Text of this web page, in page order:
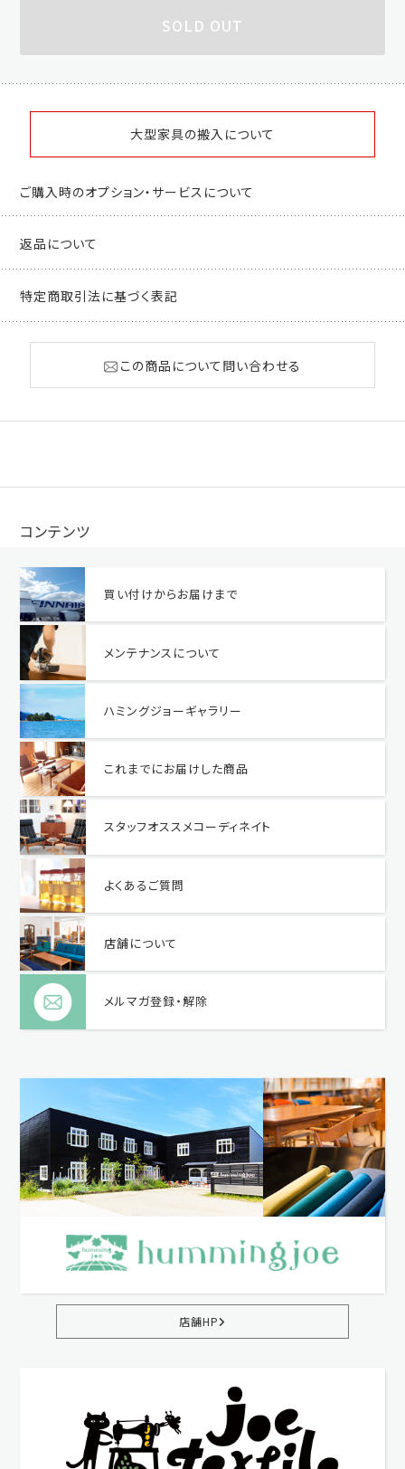
SOLD OUT
大型家具の搬入について
ご購入時のオプション・サービスについて
返品について
特定商取引法に基づく表記
この商品について問い合わせる
コンテンツ
買い付けからお届けまで
メンテナンスについて
ハミングジョーギャラリー
これまでにお届けした商品
スタッフオススメコーディネイト
よくあるご質問
店舗について
メルマガ登録・解除
店舗HP